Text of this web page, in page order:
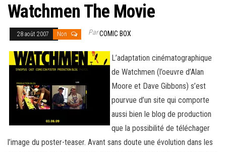
Watchmen The Movie
28 août 2007 Non ParCOMIC BOX
L’adaptation cinématographique
de Watchmen (l’oeuvre d’Alan
Moore et Dave Gibbons) s’est
pourvue d’un site qui comporte
aussi bien le blog de production
que la possibilité de téléchager
l’image du poster-teaser. Avant sans doute une évolution dans les